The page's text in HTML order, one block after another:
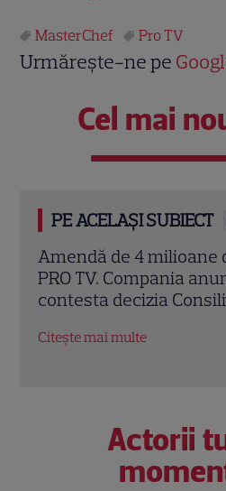
MasterChef Pro TV
Urmărește-ne pe
Cel mai
PE ACELAȘI SUBIECT
Moment neașteptat la
Australia: Prințul Harry
Meghan Markle în
Actorii